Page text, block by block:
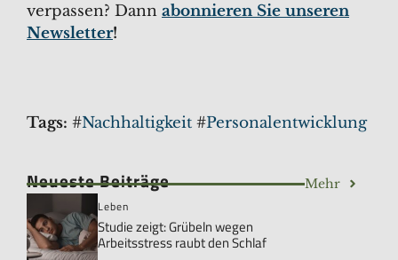
verpassen? Dann abonnieren Sie unseren
Newsletter!
Tags: #Nachhaltigkeit #Personalentwicklung
Neueste Beiträge Mehr
Leben
Studie zeigt: Grübeln wegen
Arbeitsstress raubt den Schlaf